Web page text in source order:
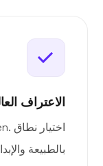
الاعتراف
بالطبيعة